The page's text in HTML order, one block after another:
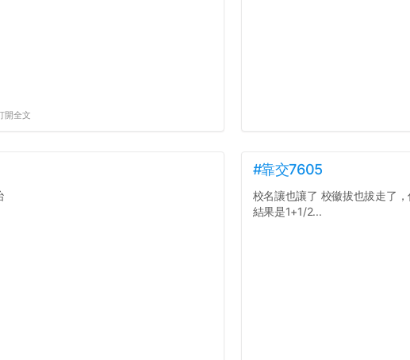
開全文
#靠交7605
校名讓也讓了 校徽拔也拔走了
結果是1+1/2...